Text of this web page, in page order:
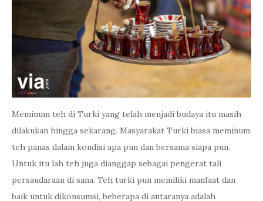
Meminum teh di Turki yang telah menjadi budaya itu masih
dilakukan hingga sekarang. Masyarakat Turki biasa meminum
teh panas dalam kondisi apa pun dan bersama siapa pun.
Untuk itu lah teh juga dianggap sebagai pengerat tali
persaudaraan di sana. Teh turki pun memiliki manfaat dan
baik untuk dikonsumsi, beberapa di antaranya adalah